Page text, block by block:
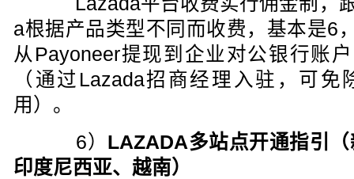
a根据产品类型不同而收费，基本是6
从Payoneer提现到企业对公银行账
（通过Lazada招商经理入驻，可
用）。
6） LAZADA多站点开通指引
印度尼西亚、越南）